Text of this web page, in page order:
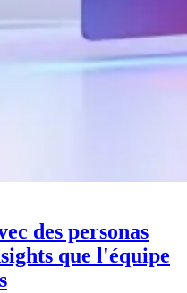
des personas
que l'équipe